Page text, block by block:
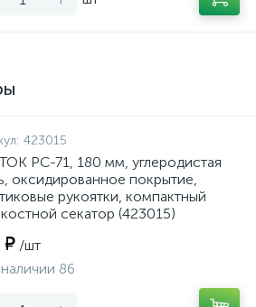
423015
PC-71, 180 мм, углеродистая
оксидированное покрытие,
рукоятки, компактный
секатор (423015)
₽ /шт
86